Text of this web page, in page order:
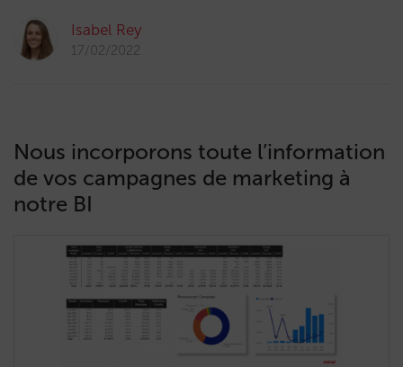
Isabel Rey
17/02/2022
Nous incorporons toute l’information
de vos campagnes de marketing à
notre BI